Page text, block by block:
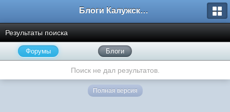
Блоги Калужского перекрестка
Результаты поиска
Форумы Блоги
Поиск не дал результатов.
Полная версия